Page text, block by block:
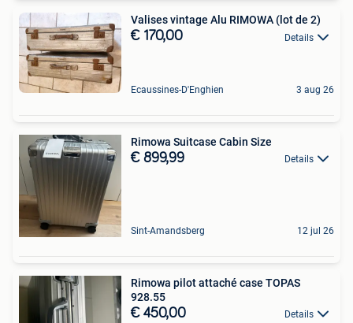
Valises vintage Alu RIMOWA (lot de 2)
€ 170,00 Details
Ecaussines-D'Enghien 3 aug 26
Rimowa Suitcase Cabin Size
€ 899,99 Details
Sint-Amandsberg 12 jul 26
Rimowa pilot attaché case TOPAS
928.55
€ 450,00 Details